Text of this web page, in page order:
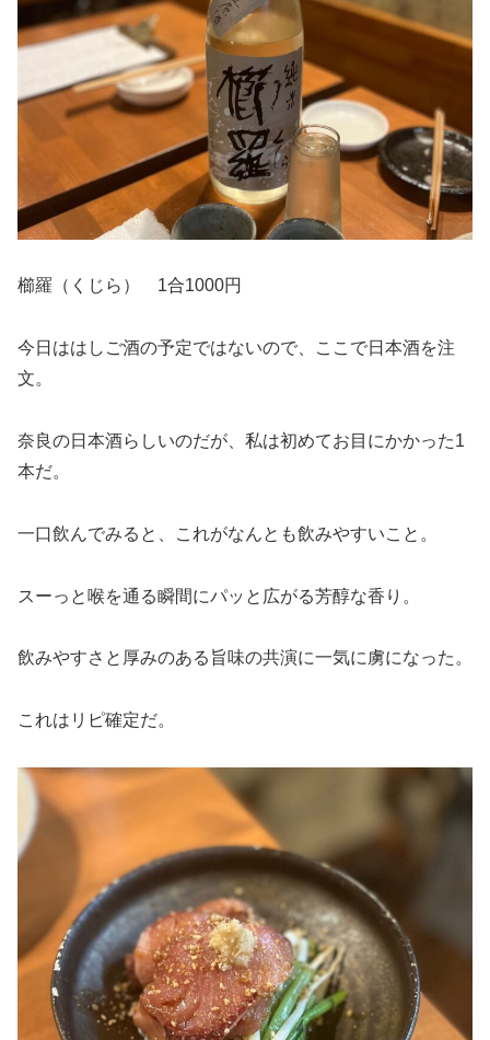
櫛羅（くじら） 1合1000円
今日ははしご酒の予定ではないので、ここで日本酒を注
文。
奈良の日本酒らしいのだが、私は初めてお目にかかった1
本だ。
一口飲んでみると、これがなんとも飲みやすいこと。
スーっと喉を通る瞬間にパッと広がる芳醇な香り。
飲みやすさと厚みのある旨味の共演に一気に虜になった。
これはリピ確定だ。